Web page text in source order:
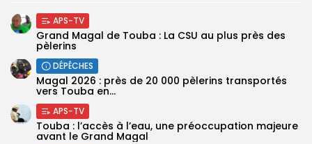
APS-TV
Grand Magal de Touba : La CSU au plus près des
pèlerins
DÉPÊCHES
Magal 2026 : près de 20 000 pèlerins transportés
vers Touba en...
APS-TV
Touba : l’accès à l’eau, une préoccupation majeure
avant le Grand Magal